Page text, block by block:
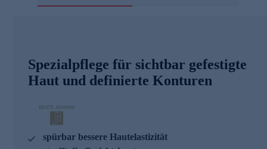
Spezialpflege für sichtbar gefestigte
Haut und definierte Konturen
spürbar bessere Hautelastizität